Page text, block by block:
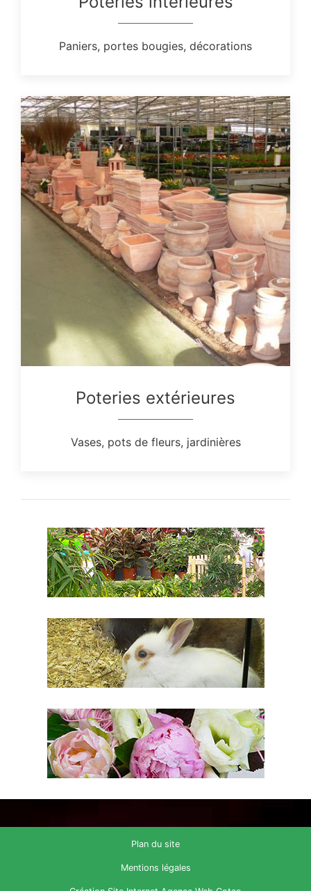
Paniers, portes bougies, décorations
Poteries extérieures
Vases, pots de fleurs, jardinières
Plan du site
Mentions légales